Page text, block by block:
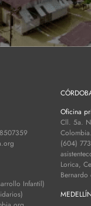
Infantil)
Oficina
Cll. 5a.
Colombia.
(604)
Lorica,